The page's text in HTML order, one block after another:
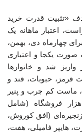
«تثبیت قدرت خرید
اعتبار ماهانه یک
چهارماه دی، بهمن،
صورت یکجا و اعتباری
شد و خانوارها
قرمز، حبوبات، قند و
ماست کم چرب و پنیر
متناسب با نیاز خود از میان ۲۶۰ هزار فروشگاه (شامل
خرد) و ۱۱ فروشگاه زنجیره‌ای (افق کوروش،
هایپر فامیلی، هفت،